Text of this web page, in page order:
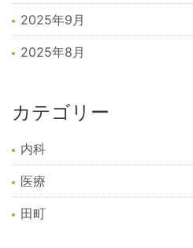
2025年9月
2025年8月
カテゴリー
内科
医療
田町